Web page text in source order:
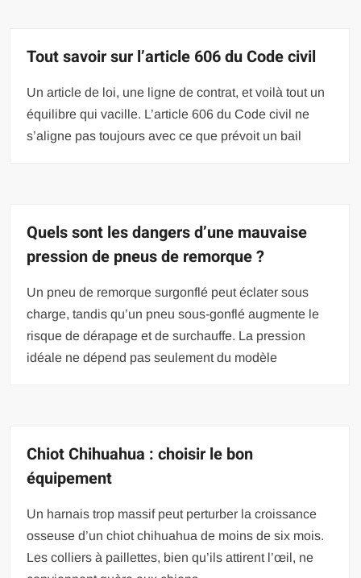
Tout savoir sur l’article 606 du Code civil
Un article de loi, une ligne de contrat, et voilà tout un
équilibre qui vacille. L’article 606 du Code civil ne
s’aligne pas toujours avec ce que prévoit un bail
Quels sont les dangers d’une mauvaise
pression de pneus de remorque ?
Un pneu de remorque surgonflé peut éclater sous
charge, tandis qu’un pneu sous-gonflé augmente le
risque de dérapage et de surchauffe. La pression
idéale ne dépend pas seulement du modèle
Chiot Chihuahua : choisir le bon
équipement
Un harnais trop massif peut perturber la croissance
osseuse d’un chiot chihuahua de moins de six mois.
Les colliers à paillettes, bien qu’ils attirent l’œil, ne